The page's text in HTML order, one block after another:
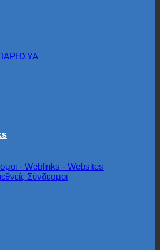
- Weblinks - Websites
Σύνδεσμοι